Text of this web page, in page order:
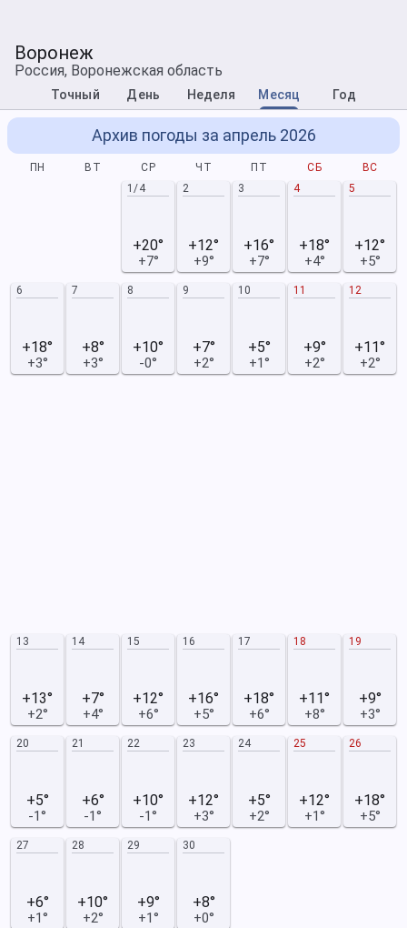
Воронеж
Россия, Воронежская область
Точный День Неделя Месяц Год
Архив погоды за апрель 2026
ПН ВТ СР ЧТ ПТ СБ
ВС
1/4
+20°
+7°
2
+12°
+9°
3
+16°
+7°
4
+18°
+4°
5
+12°
+5°
6
+18°
+3°
7
+8°
+3°
8
+10°
-0°
9
+7°
+2°
10
+5°
+1°
11
+9°
+2°
12
+11°
+2°
13
+13°
+2°
14
+7°
+4°
15
+12°
+6°
16
+16°
+5°
17
+18°
+6°
18
+11°
+8°
19
+9°
+3°
20
+5°
-1°
21
+6°
-1°
22
+10°
-1°
23
+12°
+3°
24
+5°
+2°
25
+12°
+1°
26
+18°
+5°
27
+6°
+1°
28
+10°
+2°
29
+9°
+1°
30
+8°
+0°